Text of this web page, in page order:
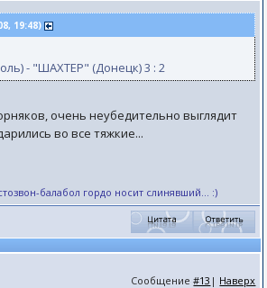
19:48)
- "ШАХТЕР" (Донецк) 3 : 2
очень неубедительно выглядит
во все тяжкие...
балабол гордо носит слинявший... :)
Сообщение#13 | Наверх